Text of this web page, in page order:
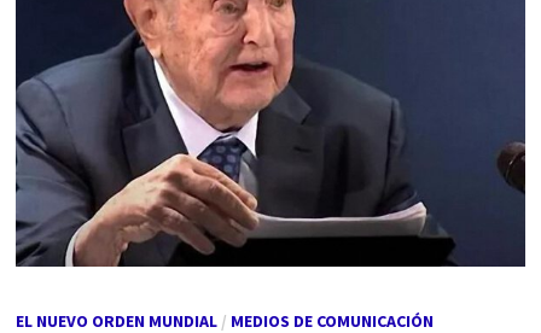
EL NUEVO ORDEN MUNDIAL/ MEDIOS DE COMUNICACIÓN